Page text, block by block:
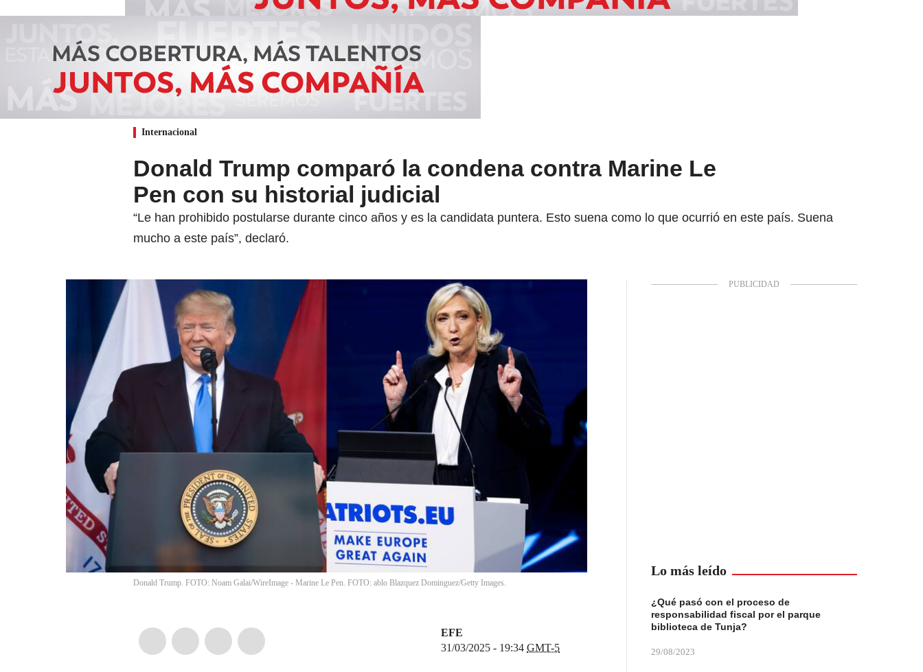
Internacional
Donald Trump comparó la condena contra Marine Le
Pen con su historial judicial
“Le han prohibido postularse durante cinco años y es la candidata puntera. Esto suena como lo que ocurrió en este país. Suena
mucho a este país”, declaró.
Donald Trump. FOTO: Noam Galai/WireImage - Marine Le Pen. FOTO: ablo Blazquez Dominguez/Getty Images.
EFE
31/03/2025 - 19:34 GMT-5
Lo más leído
¿Qué pasó con el proceso de
responsabilidad fiscal por el parque
biblioteca de Tunja?
29/08/2023